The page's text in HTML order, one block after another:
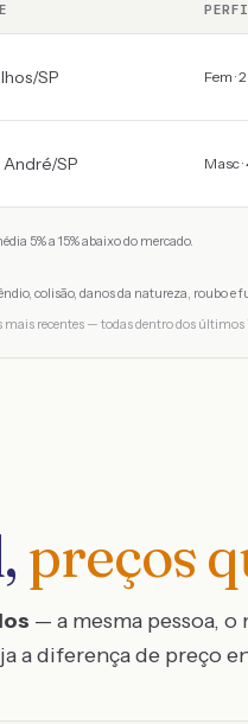
/SP Fem ·
André/SP Masc
5% a 15% abaixo do mercado.
colisão, danos da natureza, roubo
recentes — todas dentro dos últimos
preços
— a mesma pessoa,
a diferença de preço